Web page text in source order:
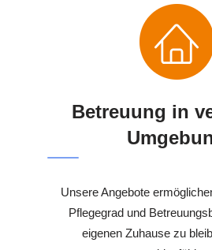
Betreuung in
Unsere Angebote
Pflegegrad und
eigenen Zuhause zu